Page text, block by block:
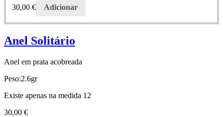
30,00 € Adicionar
Anel Solitário
Anel em prata acobreada
Peso:2.6gr
Existe apenas na medida 12
30,00 €